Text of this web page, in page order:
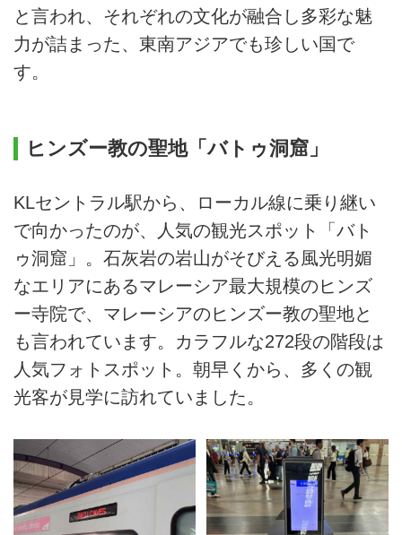
と言われ、それぞれの文化が融合し多彩な魅
力が詰まった、東南アジアでも珍しい国で
す。
ヒンズー教の聖地「バトゥ洞窟」
KLセントラル駅から、ローカル線に乗り継い
で向かったのが、人気の観光スポット「バト
ゥ洞窟」。石灰岩の岩山がそびえる風光明媚
なエリアにあるマレーシア最大規模のヒンズ
ー寺院で、マレーシアのヒンズー教の聖地と
も言われています。カラフルな272段の階段は
人気フォトスポット。朝早くから、多くの観
光客が見学に訪れていました。